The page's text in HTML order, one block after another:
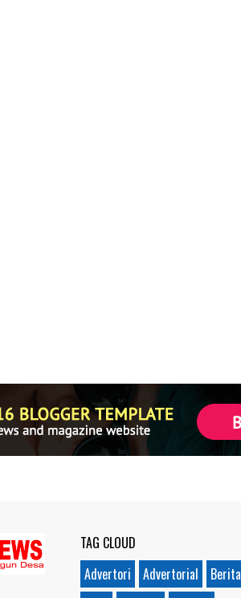
TAG CLOUD
Advertori
Advertorial
Berita